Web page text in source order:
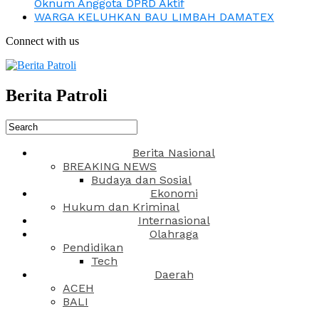
Oknum Anggota DPRD Aktif
WARGA KELUHKAN BAU LIMBAH DAMATEX
Connect with us
Berita Patroli
Berita Nasional
BREAKING NEWS
Budaya dan Sosial
Ekonomi
Hukum dan Kriminal
Internasional
Olahraga
Pendidikan
Tech
Daerah
ACEH
BALI